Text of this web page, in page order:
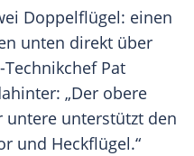
Doppelflügel: einen
unten direkt über
Technikchef Pat
„Der obere
untere unterstützt den
und Heckflügel.“